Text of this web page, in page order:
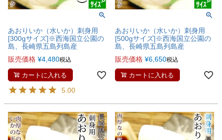
あおりいか（水いか）刺身用
[300gサイズ]※西海国立公園の
島、長崎県五島列島産
販売価格 ¥4,480税込
カートに入れる
5.00
あおりいか（水いか）刺身用
[500gサイズ]※西海国立公園の
島、長崎県五島列島産
販売価格 ¥6,650税込
カートに入れる